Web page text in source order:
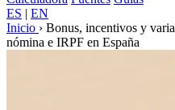
ES | EN
Inicio › Bonus, incentivos y
nómina e IRPF en España